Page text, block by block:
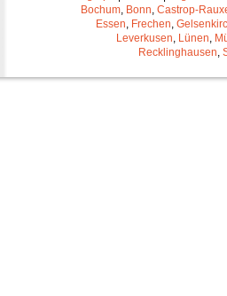
Bochum Bonn Castrop-
Essen Frechen
Leverkusen Lünen
Recklinghausen